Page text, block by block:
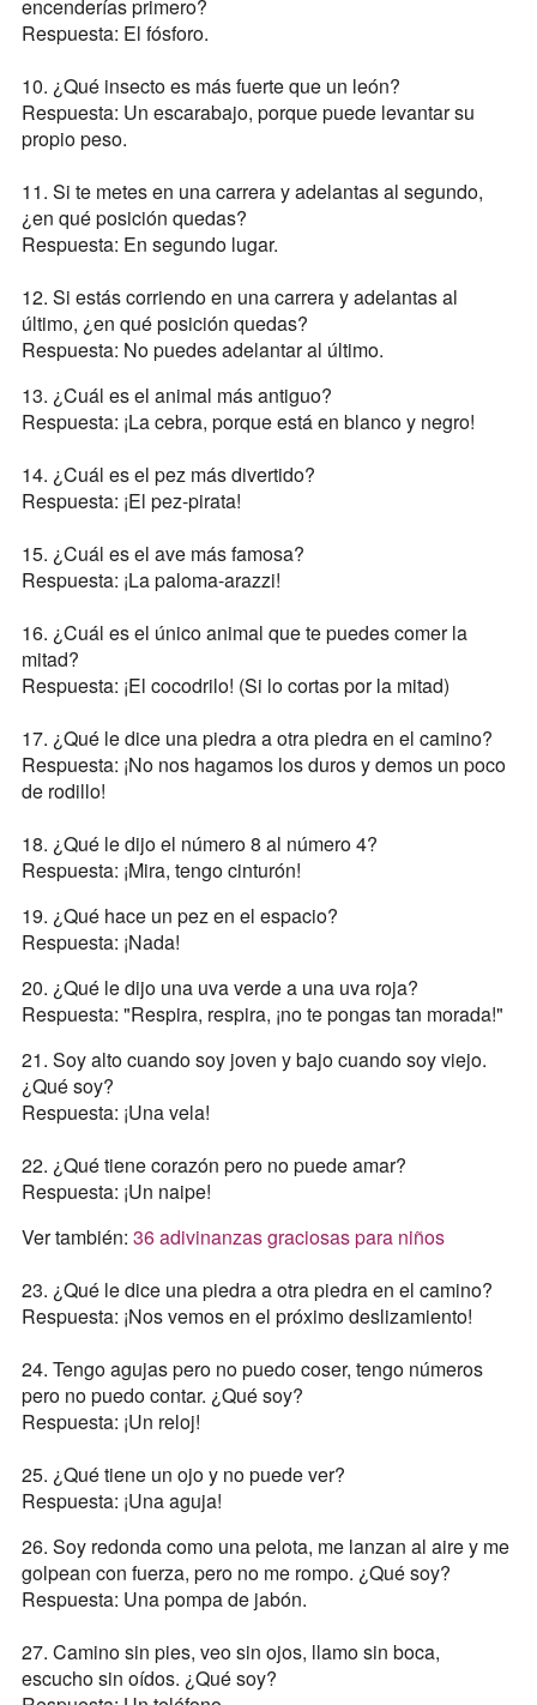
encenderías primero?
Respuesta: El fósforo.
10. ¿Qué insecto es más fuerte que un león?
Respuesta: Un escarabajo, porque puede levantar su
propio peso.
11. Si te metes en una carrera y adelantas al segundo,
¿en qué posición quedas?
Respuesta: En segundo lugar.
12. Si estás corriendo en una carrera y adelantas al
último, ¿en qué posición quedas?
Respuesta: No puedes adelantar al último.
13. ¿Cuál es el animal más antiguo?
Respuesta: ¡La cebra, porque está en blanco y negro!
14. ¿Cuál es el pez más divertido?
Respuesta: ¡El pez-pirata!
15. ¿Cuál es el ave más famosa?
Respuesta: ¡La paloma-arazzi!
16. ¿Cuál es el único animal que te puedes comer la
mitad?
Respuesta: ¡El cocodrilo! (Si lo cortas por la mitad)
17. ¿Qué le dice una piedra a otra piedra en el camino?
Respuesta: ¡No nos hagamos los duros y demos un poco
de rodillo!
18. ¿Qué le dijo el número 8 al número 4?
Respuesta: ¡Mira, tengo cinturón!
19. ¿Qué hace un pez en el espacio?
Respuesta: ¡Nada!
20. ¿Qué le dijo una uva verde a una uva roja?
Respuesta: "Respira, respira, ¡no te pongas tan morada!"
21. Soy alto cuando soy joven y bajo cuando soy viejo.
¿Qué soy?
Respuesta: ¡Una vela!
22. ¿Qué tiene corazón pero no puede amar?
Respuesta: ¡Un naipe!
Ver también: 36 adivinanzas graciosas para niños
23. ¿Qué le dice una piedra a otra piedra en el camino?
Respuesta: ¡Nos vemos en el próximo deslizamiento!
24. Tengo agujas pero no puedo coser, tengo números
pero no puedo contar. ¿Qué soy?
Respuesta: ¡Un reloj!
25. ¿Qué tiene un ojo y no puede ver?
Respuesta: ¡Una aguja!
26. Soy redonda como una pelota, me lanzan al aire y me
golpean con fuerza, pero no me rompo. ¿Qué soy?
Respuesta: Una pompa de jabón.
27. Camino sin pies, veo sin ojos, llamo sin boca,
escucho sin oídos. ¿Qué soy?